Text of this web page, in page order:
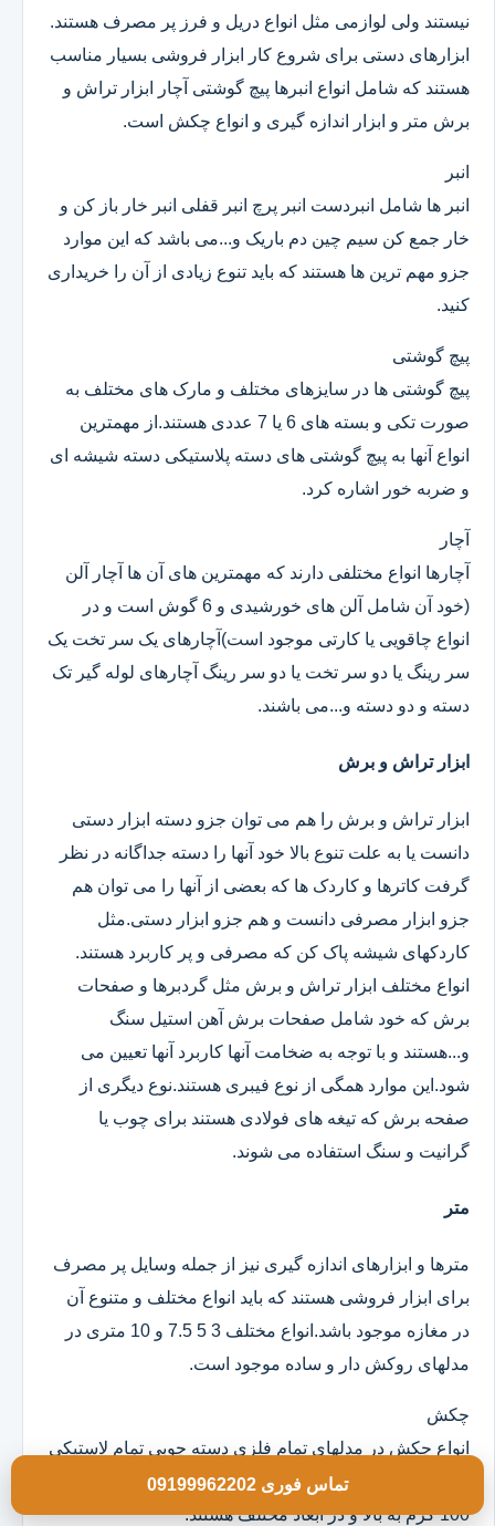
نیستند ولی لوازمی مثل انواع دریل و فرز پر مصرف هستند.
ابزارهای دستی برای شروع کار ابزار فروشی بسیار مناسب
هستند که شامل انواع انبرها پیچ گوشتی آچار ابزار تراش و
برش متر و ابزار اندازه گیری و انواع چکش است.
انبر
انبر ها شامل انبردست انبر پرچ انبر قفلی انبر خار باز کن و
خار جمع کن سیم چین دم باریک و...می باشد که این موارد
جزو مهم ترین ها هستند که باید تنوع زیادی از آن را خریداری
کنید.
پیچ گوشتی
پیچ گوشتی ها در سایزهای مختلف و مارک های مختلف به
صورت تکی و بسته های 6 یا 7 عددی هستند.از مهمترین
انواع آنها به پیچ گوشتی های دسته پلاستیکی دسته شیشه ای
و ضربه خور اشاره کرد.
آچار
آچارها انواع مختلفی دارند که مهمترین های آن ها آچار آلن
(خود آن شامل آلن های خورشیدی و 6 گوش است و در
انواع چاقویی یا کارتی موجود است)آچارهای یک سر تخت یک
سر رینگ یا دو سر تخت یا دو سر رینگ آچارهای لوله گیر تک
دسته و دو دسته و...می باشند.
ابزار تراش و برش
ابزار تراش و برش را هم می توان جزو دسته ابزار دستی
دانست یا به علت تنوع بالا خود آنها را دسته جداگانه در نظر
گرفت کاترها و کاردک ها که بعضی از آنها را می توان هم
جزو ابزار مصرفی دانست و هم جزو ابزار دستی.مثل
کاردکهای شیشه پاک کن که مصرفی و پر کاربرد هستند.
انواع مختلف ابزار تراش و برش مثل گردبرها و صفحات
برش که خود شامل صفحات برش آهن استیل سنگ
و...هستند و با توجه به ضخامت آنها کاربرد آنها تعیین می
شود.این موارد همگی از نوع فیبری هستند.نوع دیگری از
صفحه برش که تیغه های فولادی هستند برای چوب یا
گرانیت و سنگ استفاده می شوند.
متر
مترها و ابزارهای اندازه گیری نیز از جمله وسایل پر مصرف
برای ابزار فروشی هستند که باید انواع مختلف و متنوع آن
در مغازه موجود باشد.انواع مختلف 3 5 7.5 و 10 متری در
مدلهای روکش دار و ساده موجود است.
چکش
انواع چکش در مدلهای تمام فلزی دسته چوبی تمام لاستیکی
و ژله ای موجود است که خود آنها در وزن های مختلف از
100 گرم به بالا و در ابعاد مختلف هستند.
تماس فوری 09199962202